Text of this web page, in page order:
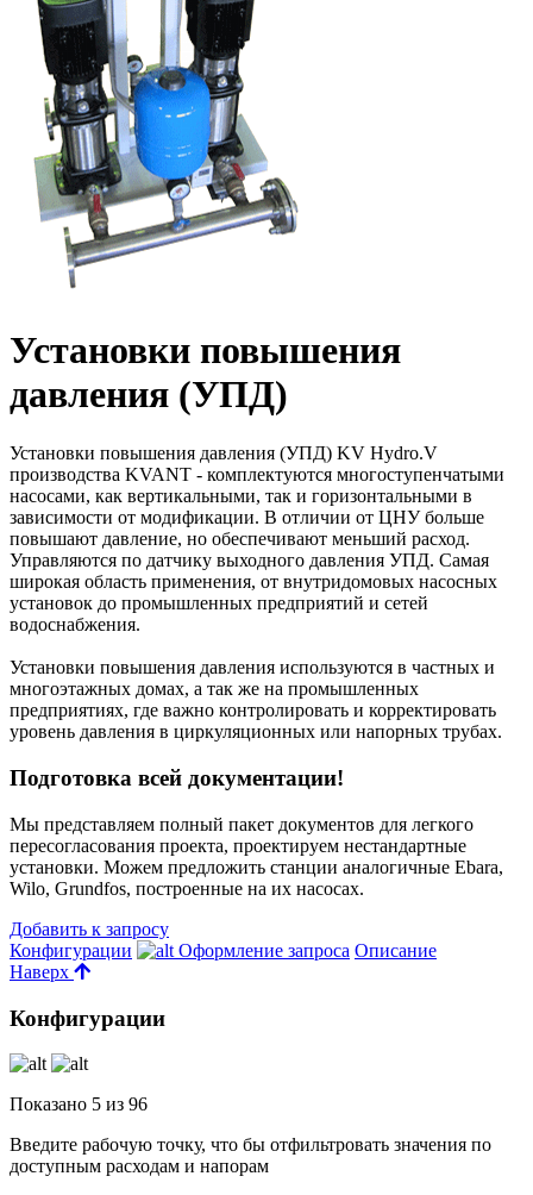
Установки повышения
давления (УПД)
Установки повышения давления (УПД) KV Hydro.V
производства KVANT - комплектуются многоступенчатыми
насосами, как вертикальными, так и горизонтальными в
зависимости от модификации. В отличии от ЦНУ больше
повышают давление, но обеспечивают меньший расход.
Управляются по датчику выходного давления УПД. Самая
широкая область применения, от внутридомовых насосных
установок до промышленных предприятий и сетей
водоснабжения.
Установки повышения давления используются в частных и
многоэтажных домах, а так же на промышленных
предприятиях, где важно контролировать и корректировать
уровень давления в циркуляционных или напорных трубах.
Подготовка всей документации!
Мы представляем полный пакет документов для легкого
пересогласования проекта, проектируем нестандартные
установки. Можем предложить станции аналогичные Ebara,
Wilo, Grundfos, построенные на их насосах.
Добавить к запросу
Конфигурации
Оформление запроса Описание
Наверх
Конфигурации
Показано 5 из 96
Введите рабочую точку, что бы отфильтровать значения по
доступным расходам и напорам